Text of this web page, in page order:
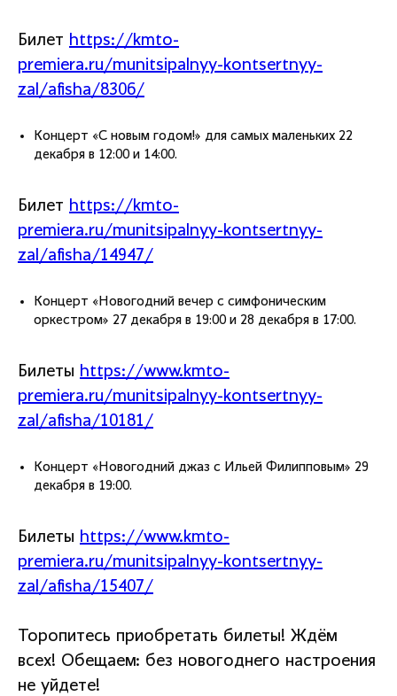
Билет https://kmto-
premiera.ru/munitsipalnyy-kontsertnyy-
zal/afisha/8306/
Концерт «С новым годом!» для самых маленьких 22
декабря в 12:00 и 14:00.
Билет https://kmto-
premiera.ru/munitsipalnyy-kontsertnyy-
zal/afisha/14947/
Концерт «Новогодний вечер с симфоническим
оркестром» 27 декабря в 19:00 и 28 декабря в 17:00.
Билеты https://www.kmto-
premiera.ru/munitsipalnyy-kontsertnyy-
zal/afisha/10181/
Концерт «Новогодний джаз с Ильей Филипповым» 29
декабря в 19:00.
Билеты https://www.kmto-
premiera.ru/munitsipalnyy-kontsertnyy-
zal/afisha/15407/
Торопитесь приобретать билеты! Ждём
всех! Обещаем: без новогоднего настроения
не уйдете!